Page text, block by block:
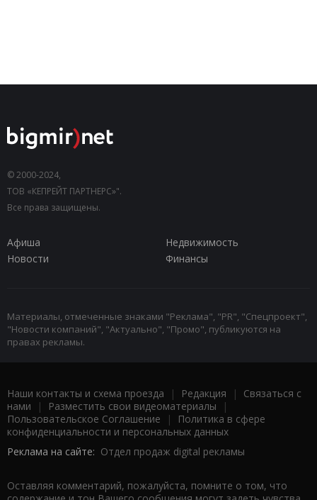
© 2000-2024,
ТОВ «КЕПРЕЙТ ПАРТНЕРС»".
Все права защищены.
Афиша
Недвижимость
Новости
Финансы
Материалы, отмеченные знаками "Реклама", "PR", "Спецпроект",
"Новости компаний", "Актуально", "Промо", публикуются на
правах рекламы.
Наши контакты и схема проезда | Редакция | Связаться с
нами | Разместить свои видеоматериалы |
Пользовательское Соглашение |
Политика в сфере
конфиденциальности и персональных данных
Реклама на сайте: Отдел продаж digital рекламы
Оставляя комментарий, пожалуйста, помните о том, что